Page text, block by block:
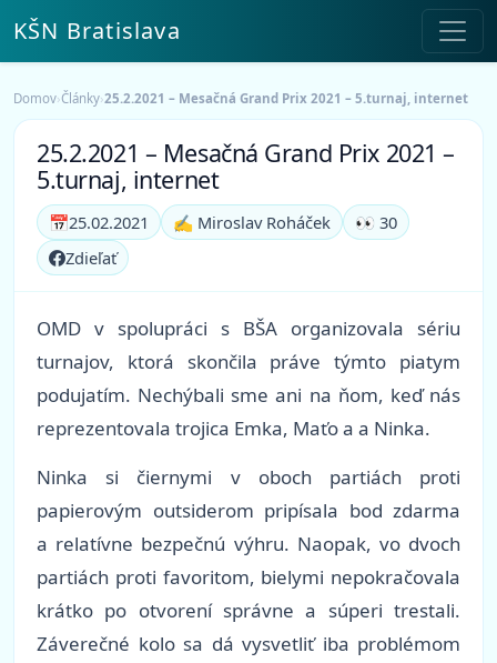
KŠN Bratislava
Domov›Články›25.2.2021 – Mesačná Grand Prix 2021 – 5.turnaj, internet
25.2.2021 – Mesačná Grand Prix 2021 –
5.turnaj, internet
📅25.02.2021 ✍️ Miroslav Roháček
👀 30
Zdieľať
OMD v spolupráci s BŠA organizovala sériu
turnajov, ktorá skončila práve týmto piatym
podujatím. Nechýbali sme ani na ňom, keď nás
reprezentovala trojica Emka, Maťo a a Ninka.
Ninka si čiernymi v oboch partiách proti
papierovým outsiderom pripísala bod zdarma
a relatívne bezpečnú výhru. Naopak, vo dvoch
partiách proti favoritom, bielymi nepokračovala
krátko po otvorení správne a súperi trestali.
Záverečné kolo sa dá vysvetliť iba problémom